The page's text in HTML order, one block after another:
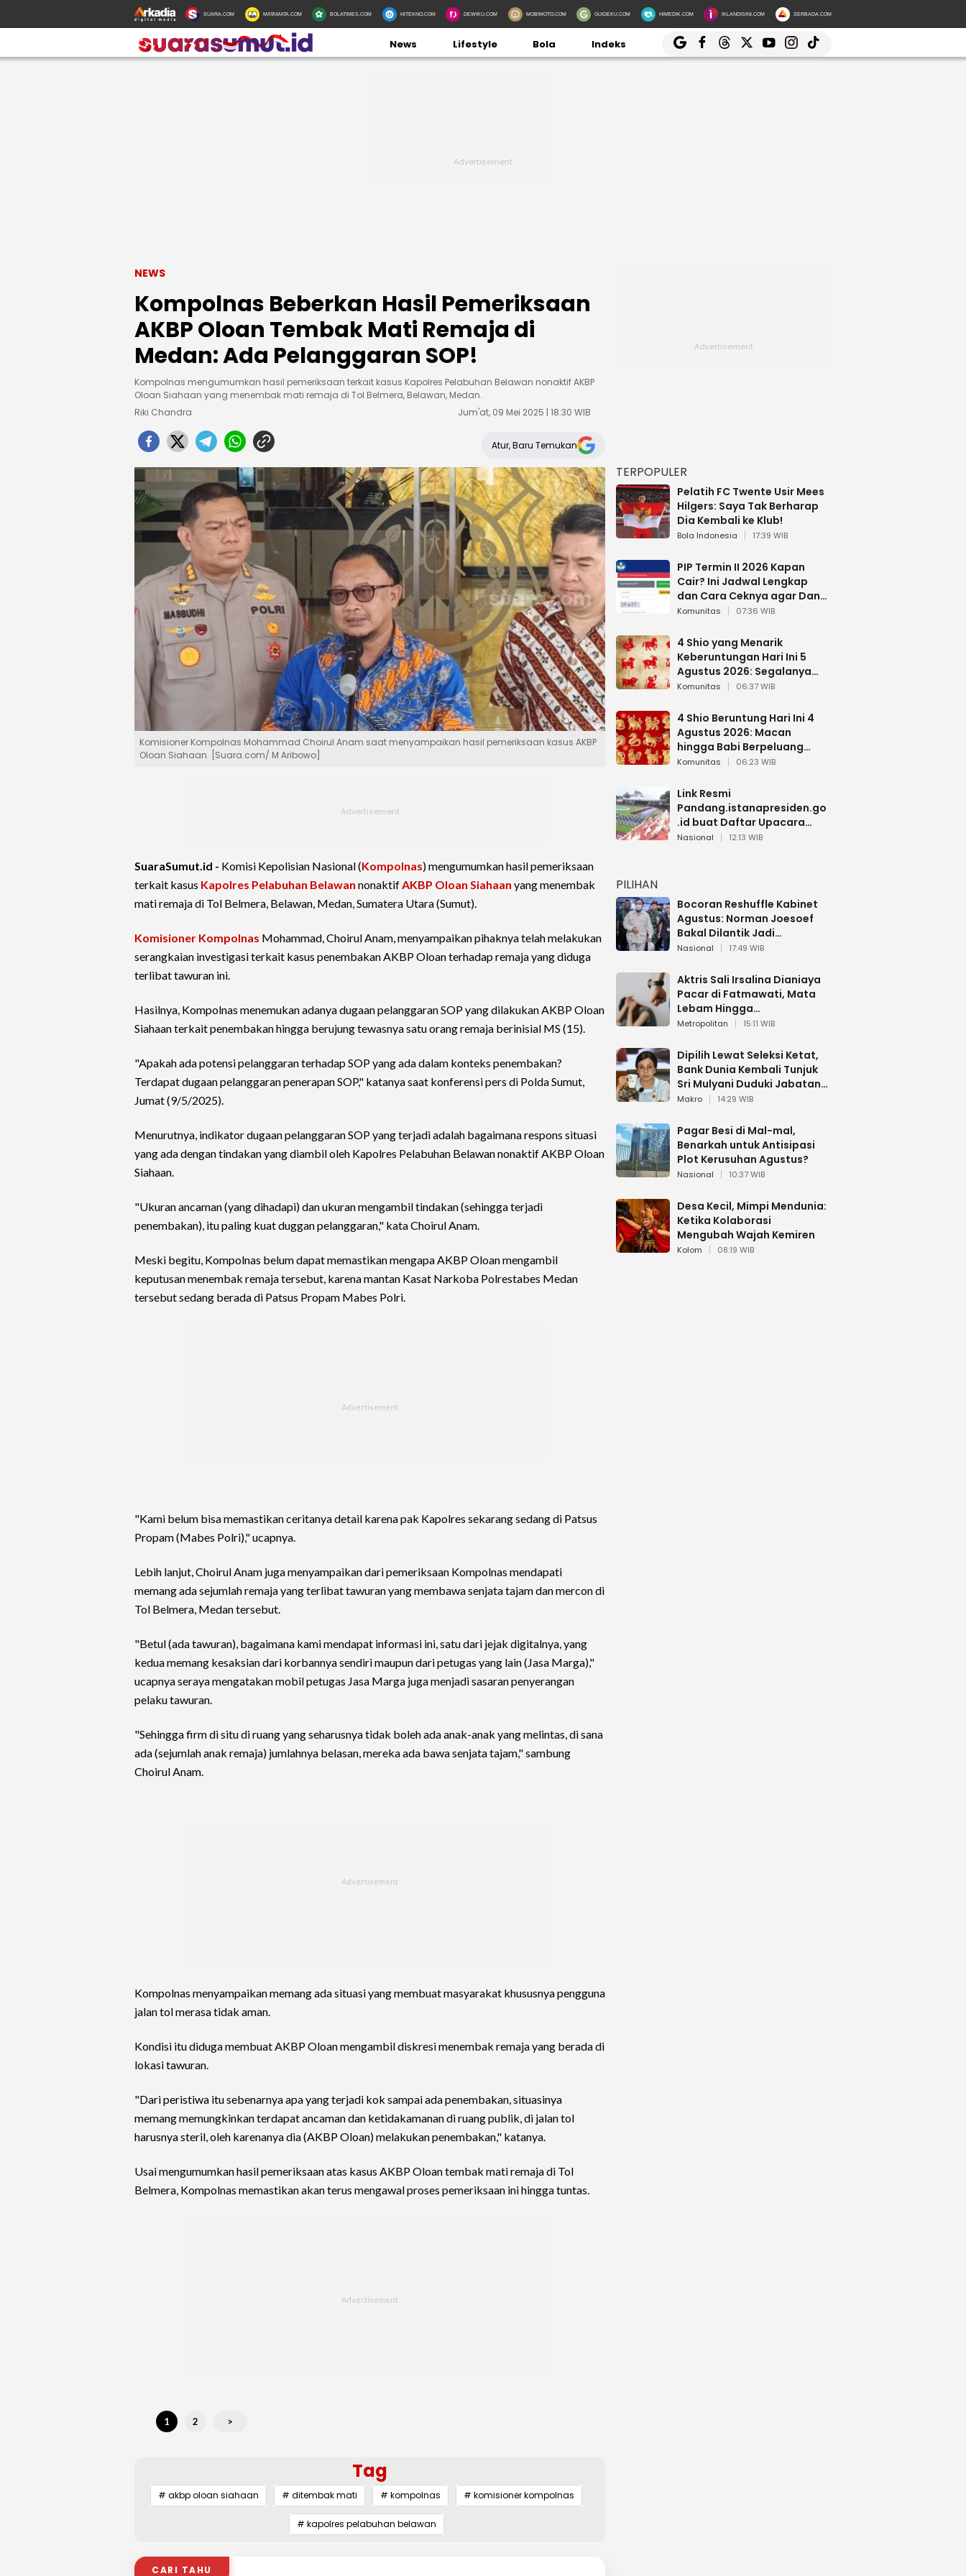
SUARA.COM MATAMATA.COM BOLATIMES.COM HITEKNO.COM DEWIKU.COM MOBIMOTO.COM GUIDEKU.COM HIMEDIK.COM IKLANDISINI.COM SERBADA.COM
News Lifestyle Bola Indeks
NEWS
Kompolnas Beberkan Hasil Pemeriksaan
AKBP Oloan Tembak Mati Remaja di
Medan: Ada Pelanggaran SOP!
Kompolnas mengumumkan hasil pemeriksaan terkait kasus Kapolres Pelabuhan Belawan nonaktif AKBP
Oloan Siahaan yang menembak mati remaja di Tol Belmera, Belawan, Medan.
Riki Chandra
Jum'at, 09 Mei 2025 | 18:30 WIB
Atur, Baru Temukan
Komisioner Kompolnas Mohammad Choirul Anam saat menyampaikan hasil pemeriksaan kasus AKBP
Oloan Siahaan. [Suara.com/ M Aribowo]
SuaraSumut.id - Komisi Kepolisian Nasional (Kompolnas) mengumumkan hasil pemeriksaan
terkait kasus Kapolres Pelabuhan Belawan nonaktifAKBP Oloan Siahaan yang menembak
mati remaja di Tol Belmera, Belawan, Medan, Sumatera Utara (Sumut).
Komisioner Kompolnas Mohammad, Choirul Anam, menyampaikan pihaknya telah melakukan
serangkaian investigasi terkait kasus penembakan AKBP Oloan terhadap remaja yang diduga
terlibat tawuran ini.
Hasilnya, Kompolnas menemukan adanya dugaan pelanggaran SOP yang dilakukan AKBP Oloan
Siahaan terkait penembakan hingga berujung tewasnya satu orang remaja berinisial MS (15).
"Apakah ada potensi pelanggaran terhadap SOP yang ada dalam konteks penembakan?
Terdapat dugaan pelanggaran penerapan SOP," katanya saat konferensi pers di Polda Sumut,
Jumat (9/5/2025).
Menurutnya, indikator dugaan pelanggaran SOP yang terjadi adalah bagaimana respons situasi
yang ada dengan tindakan yang diambil oleh Kapolres Pelabuhan Belawan nonaktif AKBP Oloan
Siahaan.
"Ukuran ancaman (yang dihadapi) dan ukuran mengambil tindakan (sehingga terjadi
penembakan), itu paling kuat duggan pelanggaran," kata Choirul Anam.
Meski begitu, Kompolnas belum dapat memastikan mengapa AKBP Oloan mengambil
keputusan menembak remaja tersebut, karena mantan Kasat Narkoba Polrestabes Medan
tersebut sedang berada di Patsus Propam Mabes Polri.
"Kami belum bisa memastikan ceritanya detail karena pak Kapolres sekarang sedang di Patsus
Propam (Mabes Polri)," ucapnya.
Lebih lanjut, Choirul Anam juga menyampaikan dari pemeriksaan Kompolnas mendapati
memang ada sejumlah remaja yang terlibat tawuran yang membawa senjata tajam dan mercon di
Tol Belmera, Medan tersebut.
"Betul (ada tawuran), bagaimana kami mendapat informasi ini, satu dari jejak digitalnya, yang
kedua memang kesaksian dari korbannya sendiri maupun dari petugas yang lain (Jasa Marga),"
ucapnya seraya mengatakan mobil petugas Jasa Marga juga menjadi sasaran penyerangan
pelaku tawuran.
"Sehingga firm di situ di ruang yang seharusnya tidak boleh ada anak-anak yang melintas, di sana
ada (sejumlah anak remaja) jumlahnya belasan, mereka ada bawa senjata tajam," sambung
Choirul Anam.
Kompolnas menyampaikan memang ada situasi yang membuat masyarakat khususnya pengguna
jalan tol merasa tidak aman.
Kondisi itu diduga membuat AKBP Oloan mengambil diskresi menembak remaja yang berada di
lokasi tawuran.
"Dari peristiwa itu sebenarnya apa yang terjadi kok sampai ada penembakan, situasinya
memang memungkinkan terdapat ancaman dan ketidakamanan di ruang publik, di jalan tol
harusnya steril, oleh karenanya dia (AKBP Oloan) melakukan penembakan," katanya.
Usai mengumumkan hasil pemeriksaan atas kasus AKBP Oloan tembak mati remaja di Tol
Belmera, Kompolnas memastikan akan terus mengawal proses pemeriksaan ini hingga tuntas.
1 2 >
Tag
# akbp oloan siahaan # ditembak mati # kompolnas # komisioner kompolnas
# kapolres pelabuhan belawan
CARI TAHU
TERPOPULER
Pelatih FC Twente Usir Mees
Hilgers: Saya Tak Berharap
Dia Kembali ke Klub!
Bola Indonesia 17:39 WIB
PIP Termin II 2026 Kapan
Cair? Ini Jadwal Lengkap
dan Cara Ceknya agar Dana
Tidak Hangus!
Komunitas 07:36 WIB
4 Shio yang Menarik
Keberuntungan Hari Ini 5
Agustus 2026: Segalanya
Berjalan Lancar
Komunitas 06:37 WIB
4 Shio Beruntung Hari Ini 4
Agustus 2026: Macan
hingga Babi Berpeluang
Dapat Kabar Baik
Komunitas 06:23 WIB
Link Resmi
Pandang.istanapresiden.go
.id buat Daftar Upacara
Bendera HUT RI di Istana
Nasional 12:13 WIB
PILIHAN
Bocoran Reshuffle Kabinet
Agustus: Norman Joesoef
Bakal Dilantik Jadi
Wamenhan RI
Nasional 17:49 WIB
Aktris Sali Irsalina Dianiaya
Pacar di Fatmawati, Mata
Lebam Hingga
Diselamatkan Polantas
Metropolitan 15:11 WIB
Dipilih Lewat Seleksi Ketat,
Bank Dunia Kembali Tunjuk
Sri Mulyani Duduki Jabatan
Strategis
Makro 14:29 WIB
Pagar Besi di Mal-mal,
Benarkah untuk Antisipasi
Plot Kerusuhan Agustus?
Nasional 10:37 WIB
Desa Kecil, Mimpi Mendunia:
Ketika Kolaborasi
Mengubah Wajah Kemiren
Kolom 08:19 WIB